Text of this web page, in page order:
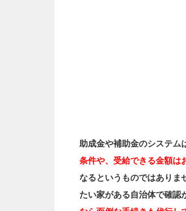
助成金や補助金のシステム
条件や、受給できる金額は
なるというものではありま
たい家がある自治体で確認